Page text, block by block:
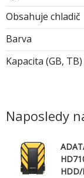
Obsahuje chladič
Barva
Kapacita (GB, TB)
Naposledy